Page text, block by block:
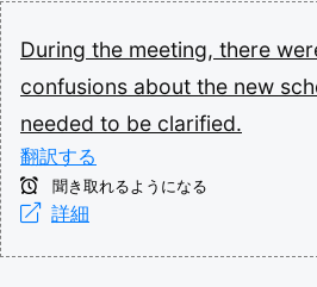
During the meeting, there
confusions about the new
needed to be clarified.
翻訳する
聞き取れるようになる
詳細